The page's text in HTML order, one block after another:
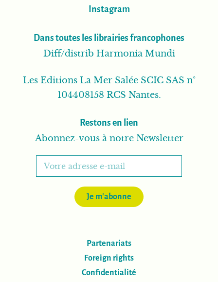
Instagram
Dans toutes les librairies francophones
Diff/distrib Harmonia Mundi
Les Editions La Mer Salée SCIC SAS n°
104408158 RCS Nantes.
Restons en lien
Abonnez-vous à notre Newsletter
Je m'abonne
Partenariats
Foreign rights
Confidentialité